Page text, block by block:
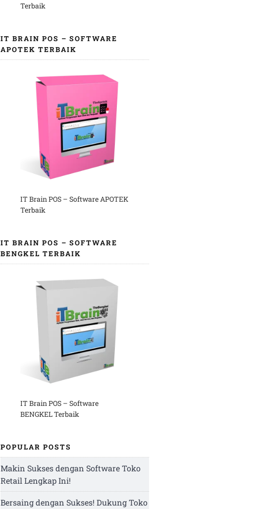
Terbaik
IT BRAIN POS – SOFTWARE
APOTEK TERBAIK
IT Brain POS – Software APOTEK
Terbaik
IT BRAIN POS – SOFTWARE
BENGKEL TERBAIK
IT Brain POS – Software
BENGKEL Terbaik
POPULAR POSTS
Makin Sukses dengan Software Toko
Retail Lengkap Ini!
Bersaing dengan Sukses! Dukung Toko